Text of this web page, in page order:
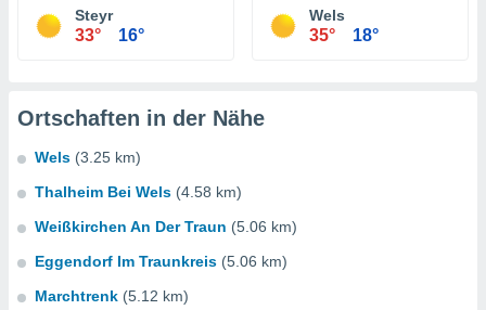
Steyr
33° 16°
Wels
35° 18°
Ortschaften in der Nähe
Wels (3.25 km)
Thalheim Bei Wels (4.58 km)
Weißkirchen An Der Traun (5.06 km)
Eggendorf Im Traunkreis (5.06 km)
Marchtrenk (5.12 km)